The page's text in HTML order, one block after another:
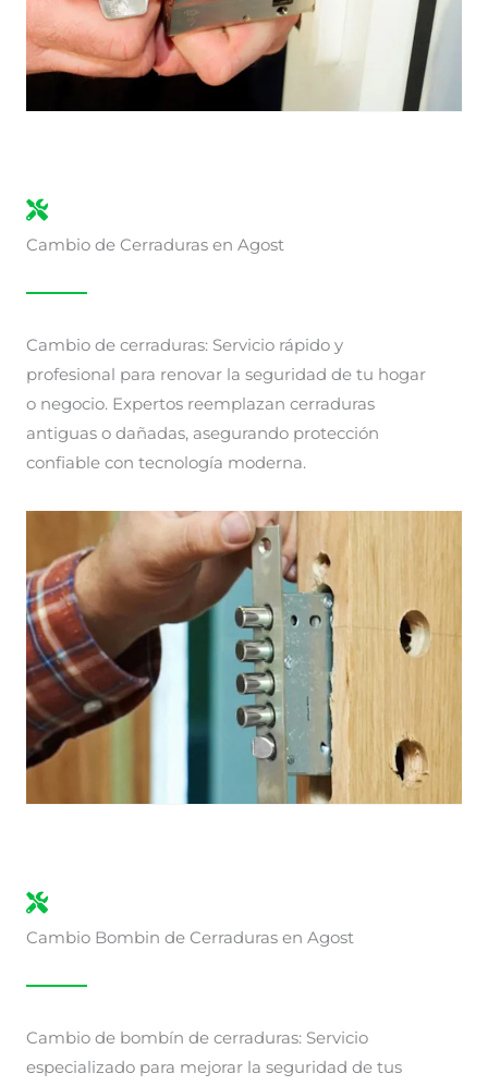
Cambio de Cerraduras en Agost
Cambio de cerraduras: Servicio rápido y
profesional para renovar la seguridad de tu hogar
o negocio. Expertos reemplazan cerraduras
antiguas o dañadas, asegurando protección
confiable con tecnología moderna.
Cambio Bombin de Cerraduras en Agost
Cambio de bombín de cerraduras: Servicio
especializado para mejorar la seguridad de tus